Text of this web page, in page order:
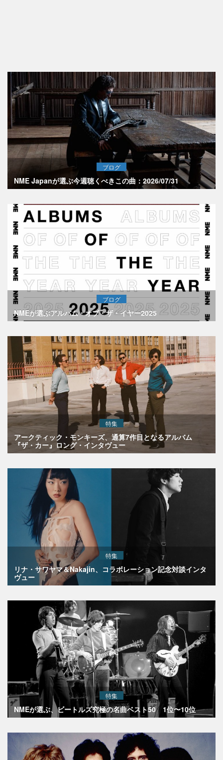
ブログ
NME Japanが選ぶ今週聴くべきこの曲：2026/07/31
ブログ
NMEが選ぶアルバム・オブ・ザ・イヤー2025
特集
アークティック・モンキーズ、通算7作目となるアルバム
『ザ・カー』ロング・インタヴュー
特集
リナ・サワヤマ＆Nakajin、コラボレーション記念対談インタ
ヴュー
特集
NMEが選ぶ、ビートルズ究極の名曲ベスト50 1位〜10位